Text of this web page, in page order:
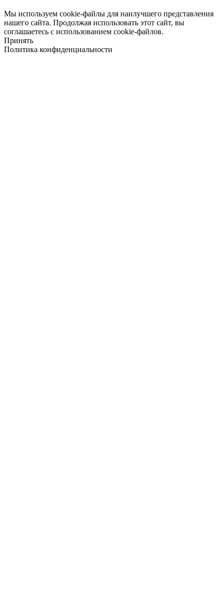
Мы используем cookie-файлы для наилучшего представления
нашего сайта. Продолжая использовать этот сайт, вы
соглашаетесь с использованием cookie-файлов.
Принять
Политика конфиденциальности